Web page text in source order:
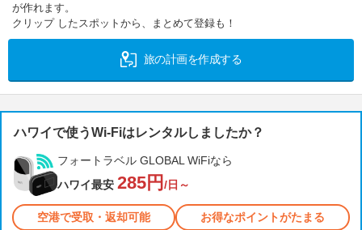
が作れます。
クリップ したスポットから、まとめて登録も！
旅の計画を作成する
ハワイで使うWi-Fiはレンタルしましたか？
フォートラベル GLOBAL WiFiなら
ハワイ最安 285円 /日～
空港で受取・返却可能 お得なポイントがたまる